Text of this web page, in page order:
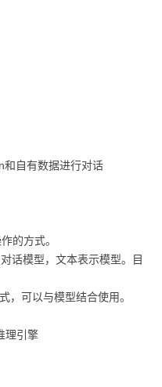
和自有数据进行对话
的方式。
话模型，文本表示模型。目
，可以与模型结合使用。
理引擎